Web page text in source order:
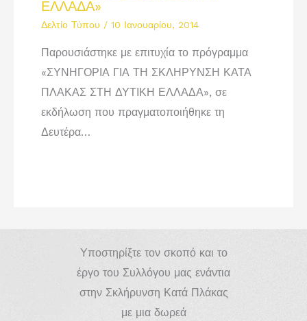
ΕΛΛΑΔΑ»
Δελτίο Τύπου / 10 Ιανουαρίου, 2014
Παρουσιάστηκε με επιτυχία το πρόγραμμα
«ΣΥΝΗΓΟΡΙΑ ΓΙΑ ΤΗ ΣΚΛΗΡΥΝΣΗ ΚΑΤΑ
ΠΛΑΚΑΣ ΣΤΗ ΔΥΤΙΚΗ ΕΛΛΑΔΑ», σε
εκδήλωση που πραγματοποιήθηκε τη
Δευτέρα…
Υποστηρίξτε τον σκοπό και το
έργο του Συλλόγου μας ενάντια
στην Σκλήρυνση Κατά Πλάκας
με μια δωρεά